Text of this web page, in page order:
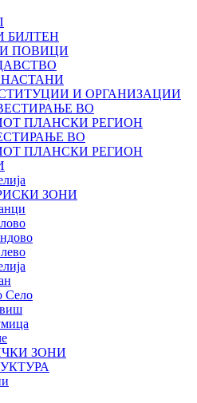
БИЛТЕН
ПОВИЦИ
И ОРГАНИЗАЦИИ
ВО
ПЛАНСКИ РЕГИОН
ВО
ПЛАНСКИ РЕГИОН
ЗОНИ
Село
ЗОНИ